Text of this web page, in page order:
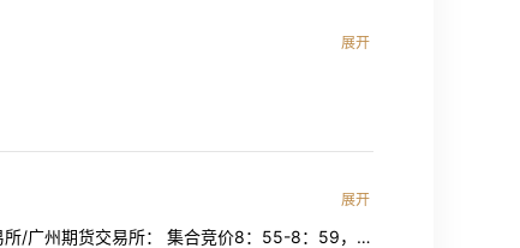
展开
等）
展开
所/广州期货交易所： 集合竞价8：55-8：59，撮